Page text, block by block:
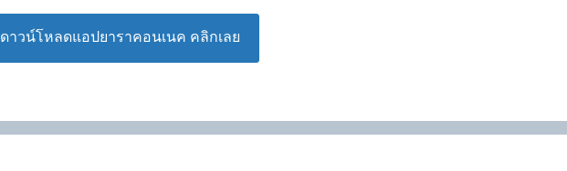
ดาวน์โหลดแอปยาราคอนเนค คลิกเลย